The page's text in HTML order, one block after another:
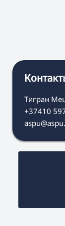
Тигран
+37410